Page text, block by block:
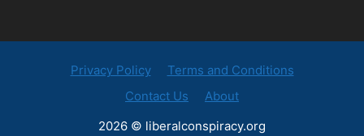
Privacy Policy
Terms and Conditions
Contact Us
About
2026 © liberalconspiracy.org